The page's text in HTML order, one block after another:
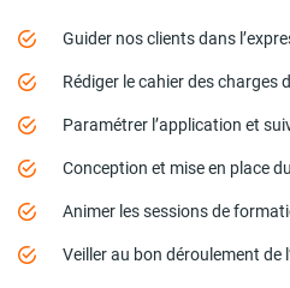
Guider nos clients dans
Rédiger le cahier des charges
Paramétrer l’application et
Conception et mise en place
Animer les sessions de
Veiller au bon déroulement de